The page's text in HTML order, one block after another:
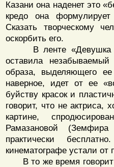
Казани она наденет это
кредо она
Сказать творческому
оскорбить его.
В ленте «Девушка и
оставила
образа, выделяющего
наверное, идет от ее
буйству красок и
говорит, что не актриса,
картине,
Рамазановой
практически
кинематографе устали
В то же время говорит: